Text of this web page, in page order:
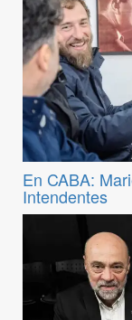
En CABA:
Intendentes